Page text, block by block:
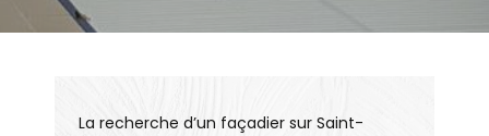
La recherche d’un façadier sur Saint-